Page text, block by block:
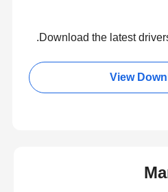
Download the latest
View